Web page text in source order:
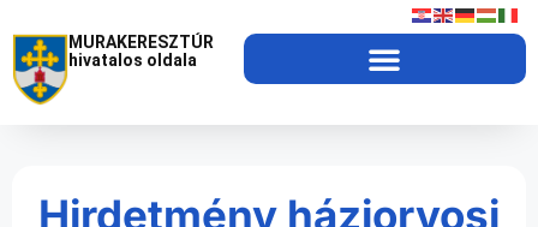
MURAKERESZTÚR
hivatalos oldala
Hirdetmény háziorvosi